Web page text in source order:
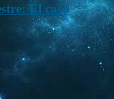
El caso